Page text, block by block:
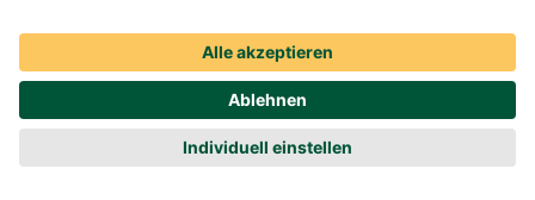
Nutzungshinweise
EU-Transparenzverordnung
Barrierefreiheit